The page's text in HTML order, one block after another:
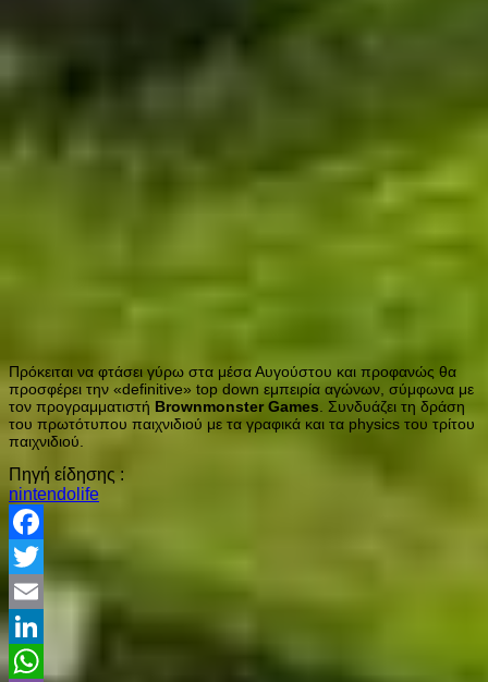
Πρόκειται να φτάσει γύρω στα μέσα Αυγούστου και προφανώς θα
προσφέρει την «definitive» top down εμπειρία αγώνων, σύμφωνα με
τον προγραμματιστή Brownmonster Games . Συνδυάζει τη δράση
του πρωτότυπου παιχνιδιού με τα γραφικά και τα physics του τρίτου
παιχνιδιού.
Πηγή είδησης :
nintendolife
Facebook
Twitter
Email
LinkedIn